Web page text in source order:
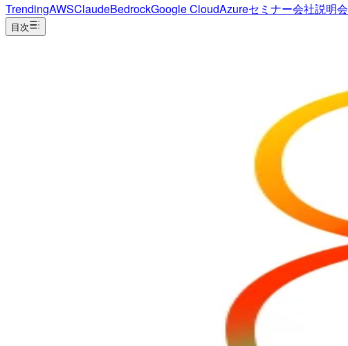
TrendingAWSClaudeBedrockGoogle CloudAzureセミナー会社説明会
目次